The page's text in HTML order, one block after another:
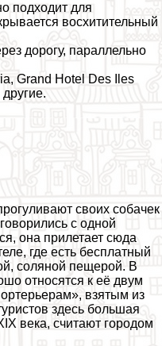
подходит для
восхитительный
дорогу, параллельно
Grand Hotel Des Iles
своих собачек
с одной
она прилетает сюда
где есть бесплатный
соляной пещерой. В
относятся к её двум
взятым из
здесь большая
века, считают городом